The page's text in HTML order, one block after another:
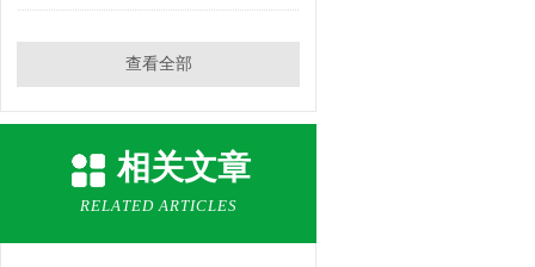
查看全部
相关文章
RELATED ARTICLES